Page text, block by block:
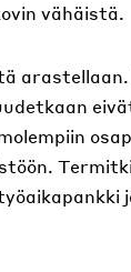
vähäistä.